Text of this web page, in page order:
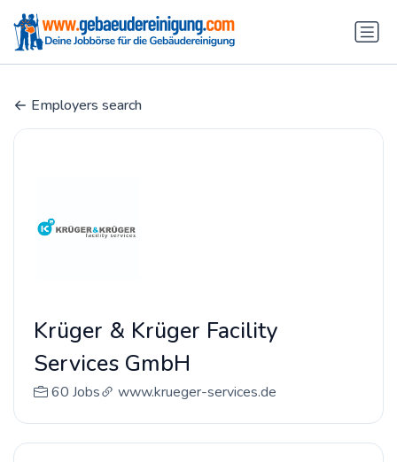
Employers search
Krüger & Krüger Facility
Services GmbH
60 Jobs www.krueger-services.de